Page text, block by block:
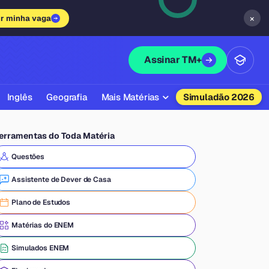
minha vaga ×
Assinar TM+
Inglês Geografia Mais Matérias
Química
Física
Filosofia
Literatura
Simuladão 2026
do Toda Matéria
Questões
Assistente de Dever de Casa
Plano de Estudos
Matérias do ENEM
Simulados ENEM